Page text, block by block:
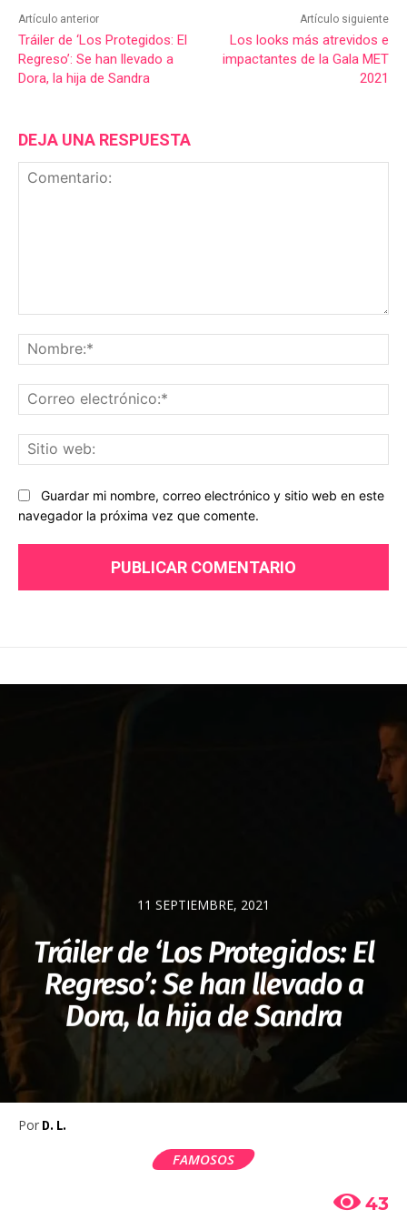
Artículo anterior
Tráiler de ‘Los Protegidos: El
Regreso’: Se han llevado a
Dora, la hija de Sandra
Artículo siguiente
Los looks más atrevidos e
impactantes de la Gala MET
2021
DEJA UNA RESPUESTA
Guardar mi nombre, correo electrónico y sitio web en este
navegador la próxima vez que comente.